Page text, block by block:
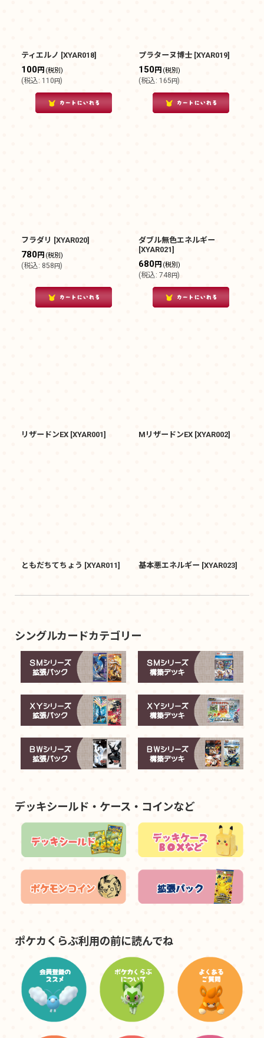
ティエルノ [XYAR018]
100円 (税別)
(税込: 110円)
プラターヌ博士 [XYAR019]
150円 (税別)
(税込: 165円)
フラダリ [XYAR020]
780円 (税別)
(税込: 858円)
ダブル無色エネルギー
[XYAR021]
680円 (税別)
(税込: 748円)
リザードンEX [XYAR001] MリザードンEX [XYAR002]
ともだちてちょう [XYAR011] 基本悪エネルギー [XYAR023]
シングルカードカテゴリー
デッキシールド・ケース・コインなど
ポケカくらぶ利用の前に読んでね